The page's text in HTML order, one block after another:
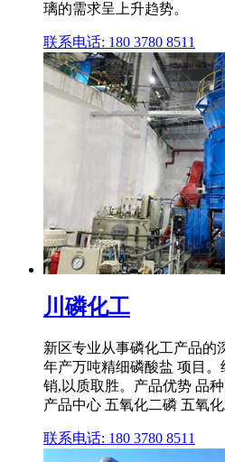
璃的需求呈上升趋势。
联系电话: 180 3780 8511
川磷化工
新区专业从事磷化工产品的
年产万吨精细磷酸盐 项目
销,以质取胜。产品优势 品
产品中心 五氧化二磷 五氧
联系电话: 180 3780 8511